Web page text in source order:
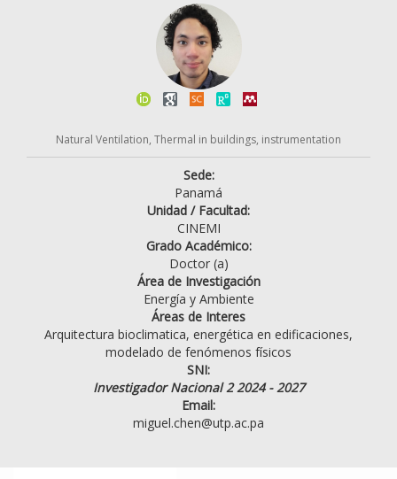
Natural Ventilation, Thermal in buildings, instrumentation
Sede:
Panamá
Unidad / Facultad:
CINEMI
Grado Académico:
Doctor (a)
Área de Investigación
Energía y Ambiente
Áreas de Interes
Arquitectura bioclimatica, energética en edificaciones,
modelado de fenómenos físicos
SNI:
Investigador Nacional 2 2024 - 2027
Email:
miguel.chen@utp.ac.pa